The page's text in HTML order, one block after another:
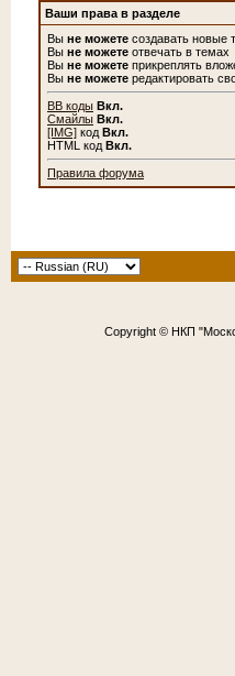
Ваши права в разделе
Вы не можете создавать новые
Вы не можете отвечать в темах
Вы не можете прикреплять
Вы не можете редактировать
BB коды Вкл.
Смайлы Вкл.
[IMG] код Вкл.
HTML код Вкл.
Правила форума
Copyright © НКП